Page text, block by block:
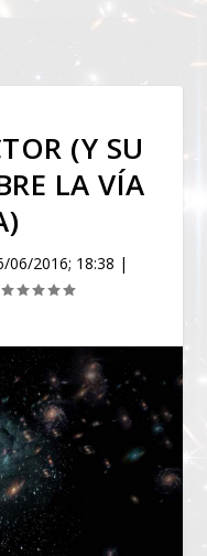
(Y SU
LA VÍA
06/2016; 18:38 |